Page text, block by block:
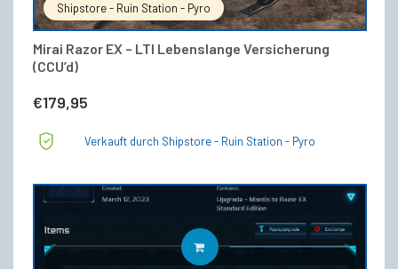
Shipstore - Ruin Station - Pyro
Mirai Razor EX – LTI Lebenslange Versicherung
(CCU’d)
€179,95
Verkauft durch Shipstore - Ruin Station - Pyro
IN DEN WARENKORB